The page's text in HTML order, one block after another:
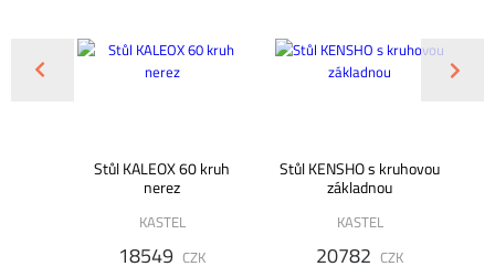
Stůl KALEOX 60 kruh
nerez
KASTEL
18549 CZK
Stůl KENSHO s kruhovou
základnou
KASTEL
20782 CZK